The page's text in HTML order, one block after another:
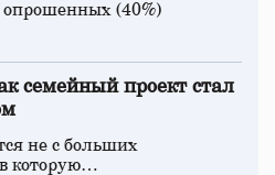
(40%)
семейный проект стал
не с больших
которую…